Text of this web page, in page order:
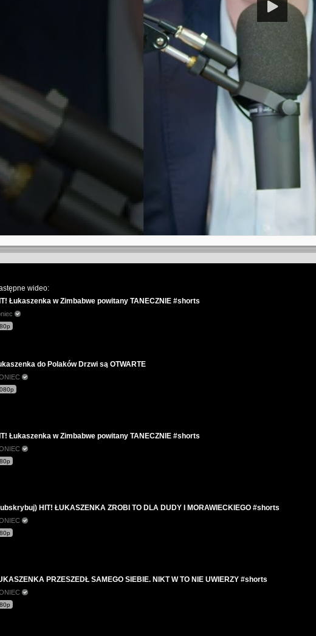
wideo:
Łukaszenka w Zimbabwe powitany TANECZNIE #shorts
do Polaków Drzwi są OTWARTE
Łukaszenka w Zimbabwe powitany TANECZNIE #shorts
HIT! ŁUKASZENKA ZROBI TO DLA DUDY I MORAWIECKIEGO #shorts
PRZESZEDŁ SAMEGO SIEBIE. NIKT W TO NIE UWIERZY #shorts